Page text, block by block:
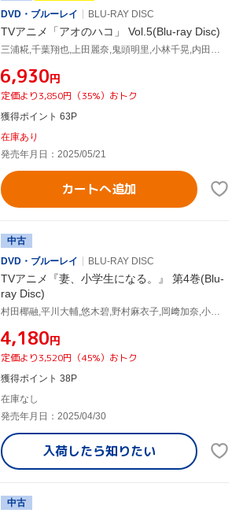
DVD・ブルーレイ
BLU-RAY DISC
TVアニメ「アオのハコ」 Vol.5(Blu-ray Disc)
¥6,930円
定価より3,850円（35%）おトク
獲得ポイント 63P
在庫あり
発売年月日：2025/05/21
カートへ追加
中古
DVD・ブルーレイ
BLU-RAY DISC
TVアニメ『妻、小学生になる。』 第4巻(Blu-
ray Disc)
村田椰融,平川大輔,悠木碧,野村麻衣子,岡﨑加奈,小島幸子,関川成人,山崎寛子
¥4,180円
定価より3,520円（45%）おトク
獲得ポイント 38P
在庫なし
発売年月日：2025/04/30
入荷したら知りたい
中古